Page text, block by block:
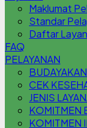
Maklumat
Standar
Daftar
FAQ
PELAYANAN
CEK
JENIS
KOMITMEN
KOMITMEN